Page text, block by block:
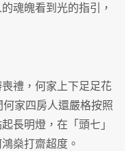
魂魄看到光的指引，
禮，何家上下足足花
家四房人還嚴格按照
長明燈，在「頭七」
燊打齋超度。